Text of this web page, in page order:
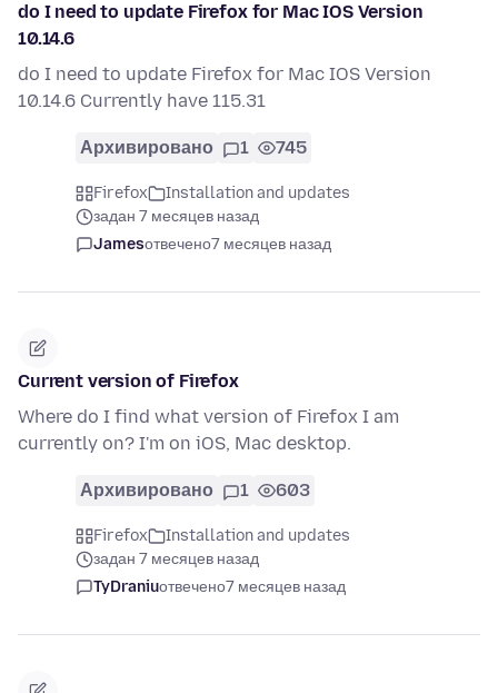
do I need to update Firefox for Mac IOS Version
10.14.6
do I need to update Firefox for Mac IOS Version
10.14.6 Currently have 115.31
Архивировано 1 745
Firefox
Installation and updates
задан 7 месяцев назад
Jamesотвечено7 месяцев назад
Current version of Firefox
Where do I find what version of Firefox I am
currently on? I'm on iOS, Mac desktop.
Архивировано 1 603
Firefox
Installation and updates
задан 7 месяцев назад
TyDraniuотвечено7 месяцев назад